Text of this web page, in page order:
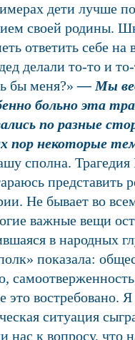
дети лучше
своей родины.
ответить себе на
делали то-то и
бы меня?»— Мы
больно эта
по разные
пор некоторые
сполна. Трагедия
представить
Не бывает во
важные вещи
в народных
показала:
востребовано.
ситуация
нас к вопросу, что